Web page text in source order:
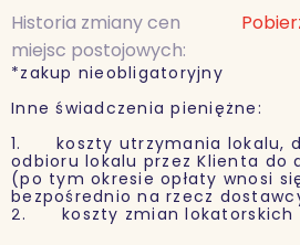
Historia zmiany cen
miejsc postojowych:
*zakup nieobligatoryjny
Inne świadczenia pieniężne:
1. koszty utrzymania lokalu,
odbioru lokalu przez Klienta do
(po tym okresie opłaty wnosi
bezpośrednio na rzecz
2. koszty zmian lokatorskich